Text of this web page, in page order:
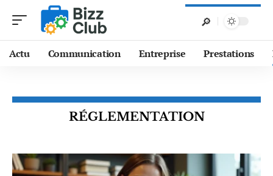
Actu Communication Entreprise Prestations
RÉGLEMENTATION